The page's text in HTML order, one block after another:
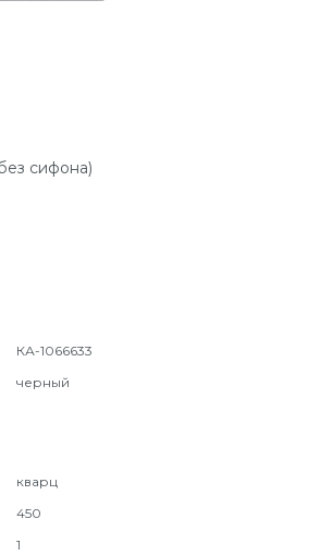
сифона)
КА-1066633
черный
кварц
450
1